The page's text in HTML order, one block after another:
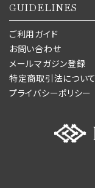
GUIDELINES
ご利用ガイド
お問い合わせ
メールマガジン登録
特定商取引法について
プライバシーポリシー